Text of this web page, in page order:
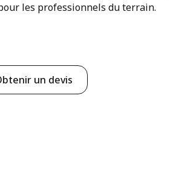
les professionnels du terrain.
un devis